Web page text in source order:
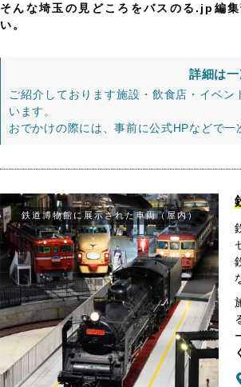
そんな埼玉の見どころをバスのる.jp編
い。
詳細は
ご紹介しております施設・飲食店・イベ
います。
おでかけの際には、事前に公式HPなどで一
鉄道博物館に展示された車両（屋内）